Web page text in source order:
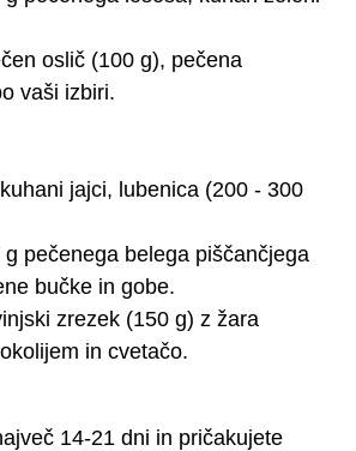
oslič (100 g), pečena
vaši izbiri.
jajci, lubenica (200 - 300
g pečenega belega piščančjega
bučke in gobe.
zrezek (150 g) z žara
in cvetačo.
14-21 dni in pričakujete